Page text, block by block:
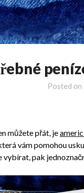
Posted on
můžete přát, je
vám pomohou
vybírat, pak